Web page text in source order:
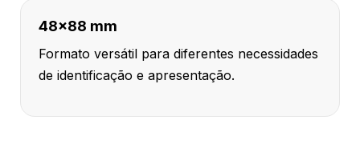
48x88 mm
Formato versátil para diferentes necessidades
de identificação e apresentação.